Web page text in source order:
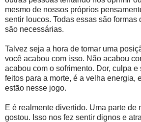
mesmo de nossos próprios
sentir loucos. Todas essas são formas
são necessárias.
Talvez seja a hora de tomar uma
você acabou com isso. Não acabou
acabou com o sofrimento. Dor, culpa e
feitos para a morte, é a velha energia,
estão nesse jogo.
E é realmente divertido. Uma parte de
gostou. Isso nos fez sentir dignos e